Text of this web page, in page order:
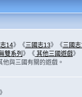
14》《三國志13》《三國
雙系列 》《其他三國遊戲》
與三國有關的遊戲。